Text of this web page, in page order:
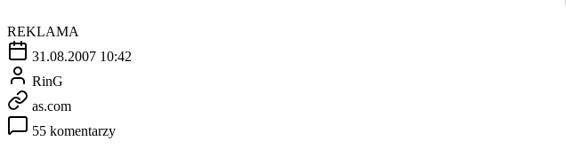
REKLAMA
31.08.2007 10:42
RinG
as.com
55 komentarzy